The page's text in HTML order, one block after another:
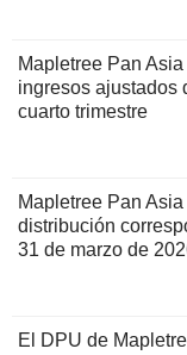
Mapletree Pan
ingresos ajustados
cuarto trimestre
Mapletree Pan
distribución
31 de marzo de
El DPU de